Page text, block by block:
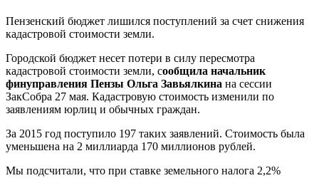
Пензенский бюджет лишился поступлений за счет снижения
кадастровой стоимости земли.
Городской бюджет несет потери в силу пересмотра
кадастровой стоимости земли, сообщила начальник
финуправления Пензы Ольга Завьялкина на сессии
ЗакСобра 27 мая. Кадастровую стоимость изменили по
заявлениям юрлиц и обычных граждан.
За 2015 год поступило 197 таких заявлений. Стоимость была
уменьшена на 2 миллиарда 170 миллионов рублей.
Мы подсчитали, что при ставке земельного налога 2,2%